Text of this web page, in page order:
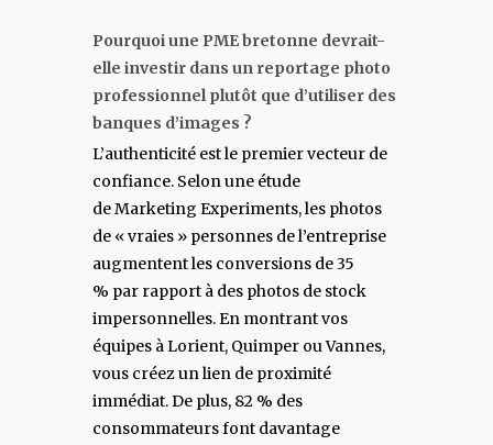
Pourquoi une PME bretonne devrait-
elle investir dans un reportage photo
professionnel plutôt que d’utiliser des
banques d’images ?
L’authenticité est le premier vecteur de
confiance. Selon une étude
de Marketing Experiments, les photos
de « vraies » personnes de l’entreprise
augmentent les conversions de 35
% par rapport à des photos de stock
impersonnelles. En montrant vos
équipes à Lorient, Quimper ou Vannes,
vous créez un lien de proximité
immédiat. De plus, 82 % des
consommateurs font davantage